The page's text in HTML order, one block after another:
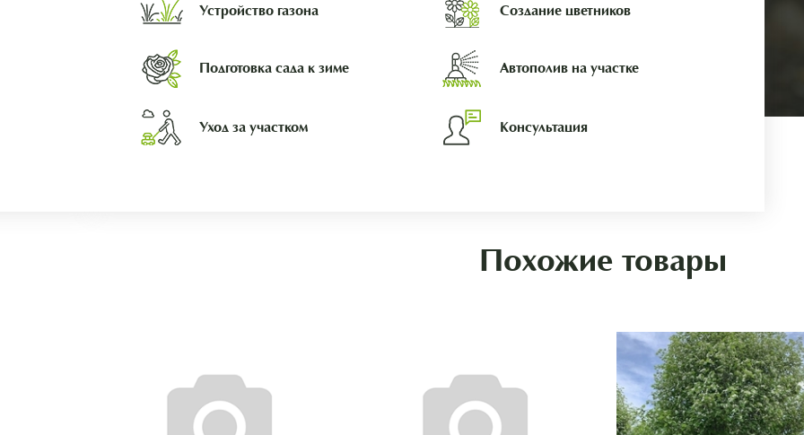
Устройство газона Создание цветников
Подготовка сада к зиме Автополив на участке
Уход за участком Консультация
Похожие товары